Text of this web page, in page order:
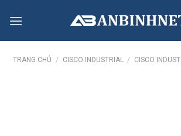
TRANG CHỦ / CISCO INDUSTRIAL / CISCO